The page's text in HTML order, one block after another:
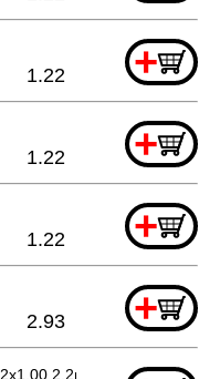
+
1.22
+
1.22
+
1.22
+
2.93
2.2mtr